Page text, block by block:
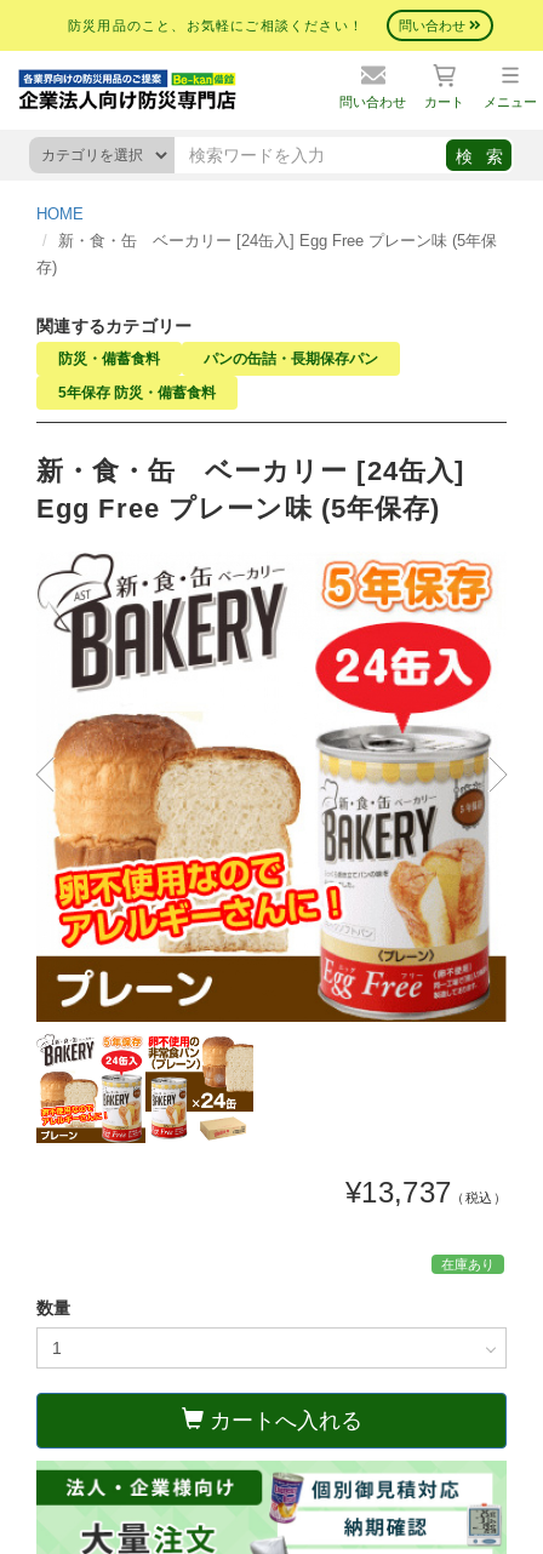
防災用品のこと、お気軽にご相談ください！ 問い合わせ
問い合わせ カート メニュー
HOME
新・食・缶 ベーカリー [24缶入] Egg Free プレーン味 (5年保
存)
関連するカテゴリー
防災・備蓄食料
パンの缶詰・長期保存パン
5年保存 防災・備蓄食料
新・食・缶 ベーカリー [24缶入]
Egg Free プレーン味 (5年保存)
¥13,737 （税込）
在庫あり
数量
カートへ入れる